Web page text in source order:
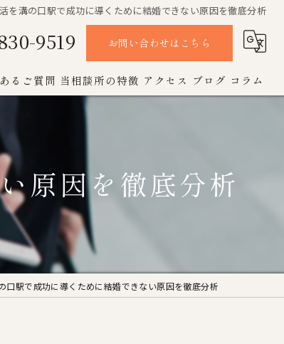
を溝の口駅で成功に導くために結婚できない原因を徹底分析
9519 お問い合わせはこちら
るご質問 当相談所の特徴
女性
成婚
男性
アクセス ブログ コラム
原因を徹底分析
口駅で成功に導くために結婚できない原因を徹底分析